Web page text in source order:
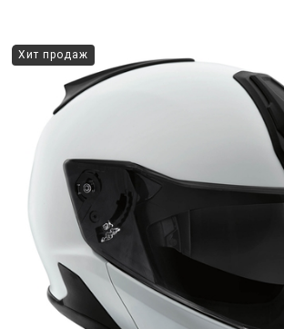
Хит продаж